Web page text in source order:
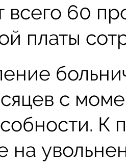
всего 60
платы
с
К
на